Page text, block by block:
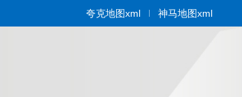
夸克地图xml 神马地图xml